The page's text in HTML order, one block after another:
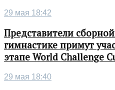
29 мая 18:42
Представители
гимнастике примут
этапе World Challenge
29 мая 18:40